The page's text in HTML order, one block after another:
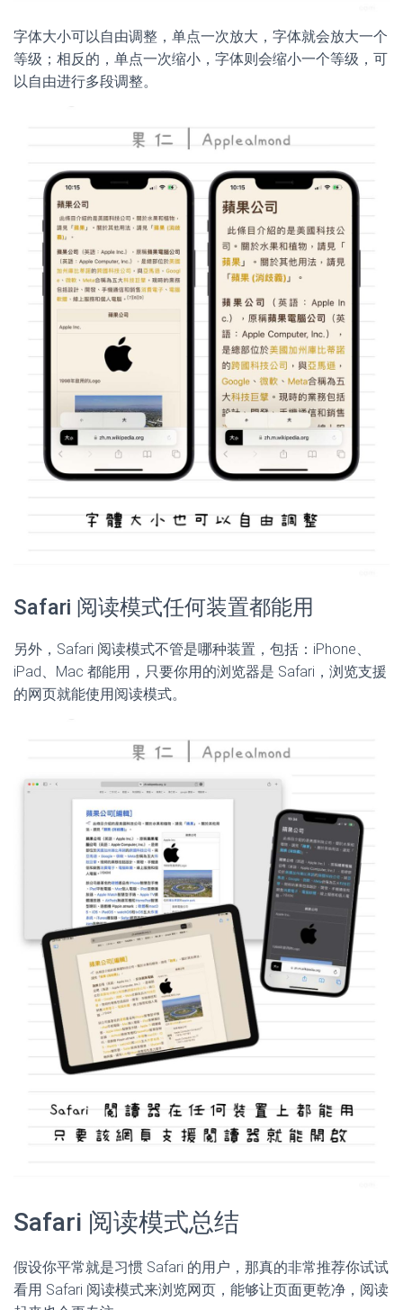
字体大小可以自由调整，单点一次放大，字体就会放大一个
等级；相反的，单点一次缩小，字体则会缩小一个等级，可
以自由进行多段调整。
Safari 阅读模式任何装置都能用
另外，Safari 阅读模式不管是哪种装置，包括：iPhone、
iPad、Mac 都能用，只要你用的浏览器是 Safari，浏览支援
的网页就能使用阅读模式。
Safari 阅读模式总结
假设你平常就是习惯 Safari 的用户，那真的非常推荐你试试
看用 Safari 阅读模式来浏览网页，能够让页面更乾净，阅读